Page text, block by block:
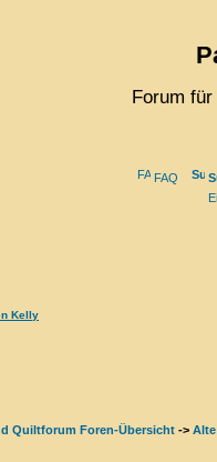
Forum
FAQ
Kelly
Quiltforum Foren-Übersicht ->